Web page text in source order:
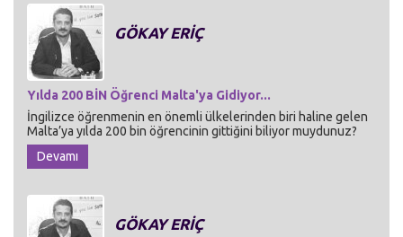
GÖKAY ERİÇ
Yılda 200 BİN Öğrenci Malta'ya Gidiyor...
İngilizce öğrenmenin en önemli ülkelerinden biri haline gelen
Malta’ya yılda 200 bin öğrencinin gittiğini biliyor muydunuz?
Devamı
GÖKAY ERİÇ